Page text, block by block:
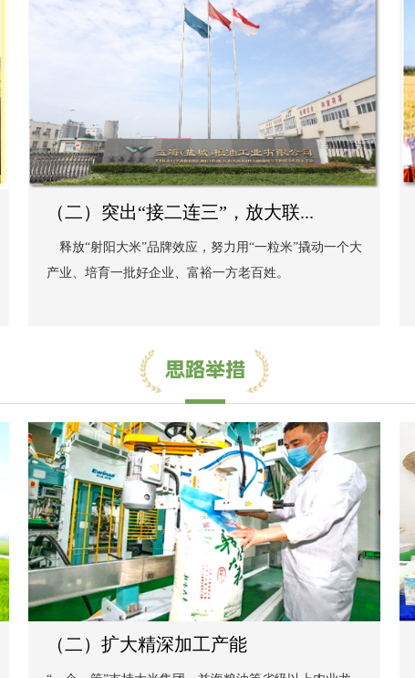
（二）突出“接二连三”，放大联...
释放“射阳大米”品牌效应，努力用“一粒米”撬动一个大
产业、培育一批好企业、富裕一方老百姓。
（二）扩大精深加工产能